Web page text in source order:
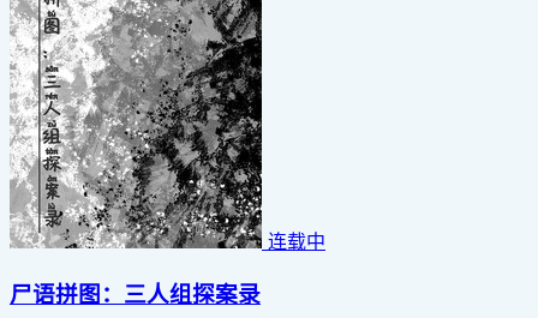
连载中
尸语拼图：三人组探案录